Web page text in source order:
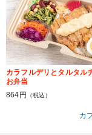
カラフルデリとタルタル
お弁当
864円
（税込）
カ